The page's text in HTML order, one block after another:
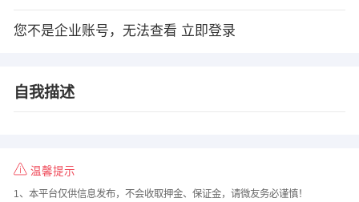
您不是企业账号，无法查看 立即登录
自我描述
温馨提示
1、本平台仅供信息发布，不会收取押金、保证金，请微友务必谨慎！